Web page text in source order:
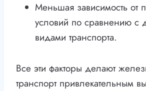
Меньшая зависимость от
условий по сравнению с
видами транспорта.
Все эти факторы делают
транспорт привлекательным